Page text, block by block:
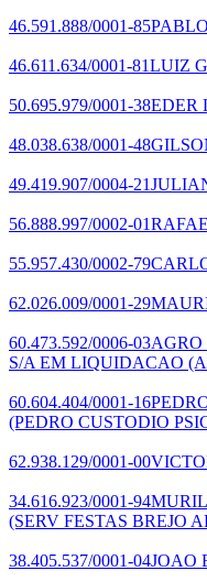
46.591.888/0001-85
46.611.634/0001-81LUIZ
50.695.979/0001-38EDER
48.038.638/0001-48
49.419.907/0004-21
56.888.997/0002-01
55.957.430/0002-79
62.026.009/0001-29
60.473.592/0006-03
S/A EM LIQUIDACAO
60.604.404/0001-16
(PEDRO CUSTODIO
62.938.129/0001-00
34.616.923/0001-94
(SERV FESTAS BREJO
38.405.537/0001-04JOAO